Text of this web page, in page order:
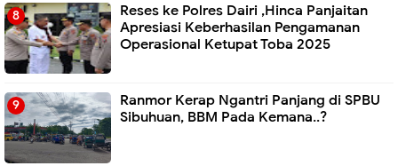
Reses ke Polres Dairi ,Hinca Panjaitan
Apresiasi Keberhasilan Pengamanan
Operasional Ketupat Toba 2025
Ranmor Kerap Ngantri Panjang di SPBU
Sibuhuan, BBM Pada Kemana..?